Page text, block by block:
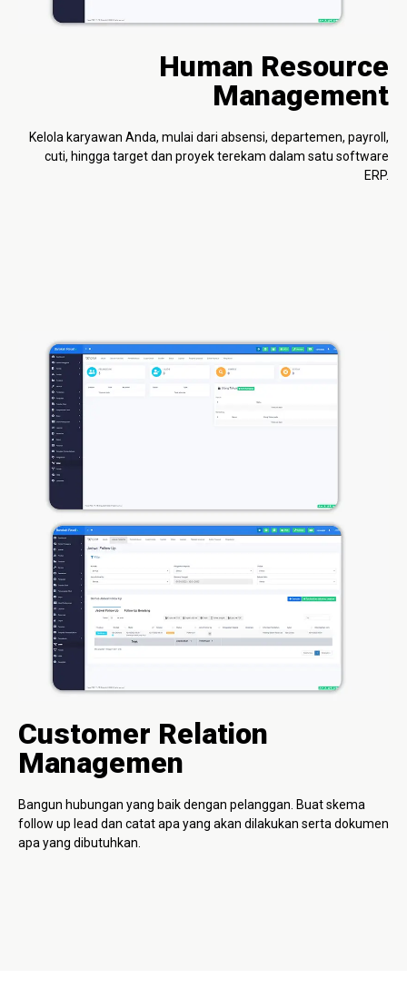
Human Resource
Management
Kelola karyawan Anda, mulai dari absensi, departemen, payroll,
cuti, hingga target dan proyek terekam dalam satu software
ERP.
Customer Relation
Managemen
Bangun hubungan yang baik dengan pelanggan. Buat skema
follow up lead dan catat apa yang akan dilakukan serta dokumen
apa yang dibutuhkan.